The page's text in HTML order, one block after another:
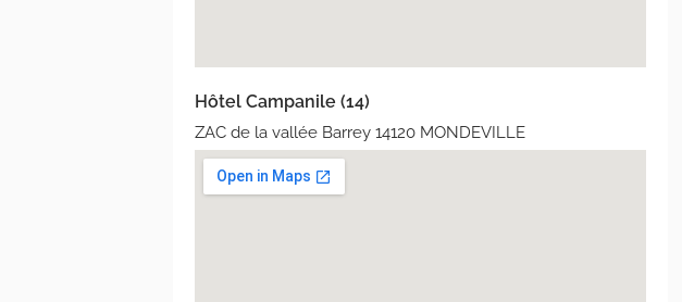
Hôtel Campanile (14)
ZAC de la vallée Barrey 14120 MONDEVILLE